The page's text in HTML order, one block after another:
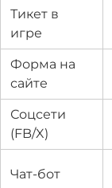
Тикет в
игре
Форма на
сайте
Соцсети
(FB/X)
Чат-бот